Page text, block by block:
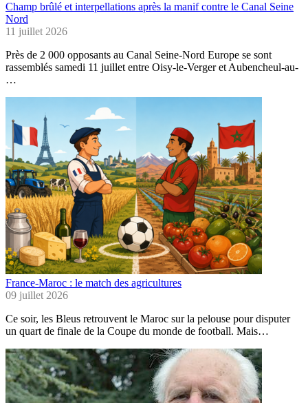
Champ brûlé et interpellations après la manif contre le Canal Seine
Nord
11 juillet 2026
Près de 2 000 opposants au Canal Seine-Nord Europe se sont
rassemblés samedi 11 juillet entre Oisy-le-Verger et Aubencheul-au-
…
France-Maroc : le match des agricultures
09 juillet 2026
Ce soir, les Bleus retrouvent le Maroc sur la pelouse pour disputer
un quart de finale de la Coupe du monde de football. Mais…